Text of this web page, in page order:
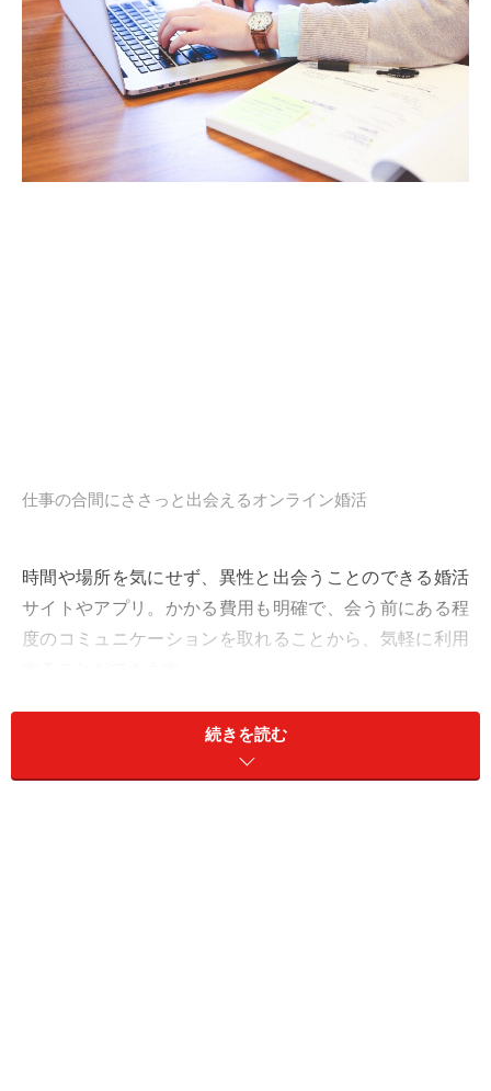
仕事の合間にささっと出会えるオンライン婚活
時間や場所を気にせず、異性と出会うことのできる婚活
サイトやアプリ。かかる費用も明確で、会う前にある程
度のコミュニケーションを取れることから、気軽に利用
合コンなどのいわゆる「オフライン」の婚活がうまくい
かない人でも、婚活アプリで出会うことでうまくいっ
続きを読む